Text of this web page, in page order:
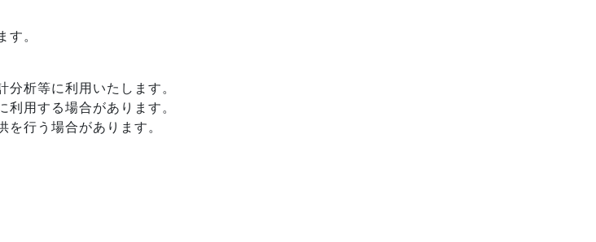
。
析等に利用いたします。
用する場合があります。
行う場合があります。